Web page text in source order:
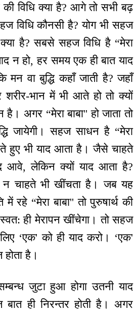
विधि क्या है? आगे तो सभी बढ़
विधि कौनसी है? योग भी सहज
है? सबसे सहज विधि है “मेरा
न हो, हर समय एक ही बात याद
मन वा बुद्धि कहाँ जाती है? जहाँ
शरीर-भान में भी आते हो तो क्यों
अगर “मेरा बाबा'' हो जाता तो
जायेगी। सहज साधन है “मेरा
हुए भी याद आता है। जैसे चाहते
आवे, लेकिन क्यों याद आता है?
न चाहते भी खींचता है। जब यह
रहे “मेरा बाबा'' तो पुरुषार्थ की
ही मेरापन खींचेगा। तो सहज
‘एक' को ही याद करो। ‘एक'
है।
जुटा हुआ होगा उतनी याद
ही निरन्तर होती है। अगर